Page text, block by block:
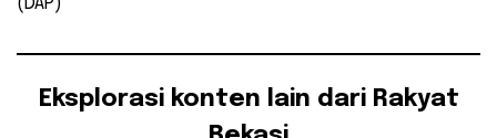
(DAP)
Eksplorasi konten lain dari Rakyat